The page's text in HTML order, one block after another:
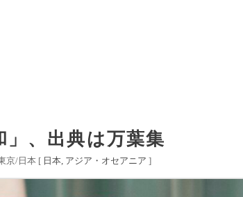
」、出典は万葉集
京/日本 [ 日本 アジア・オセアニア ]